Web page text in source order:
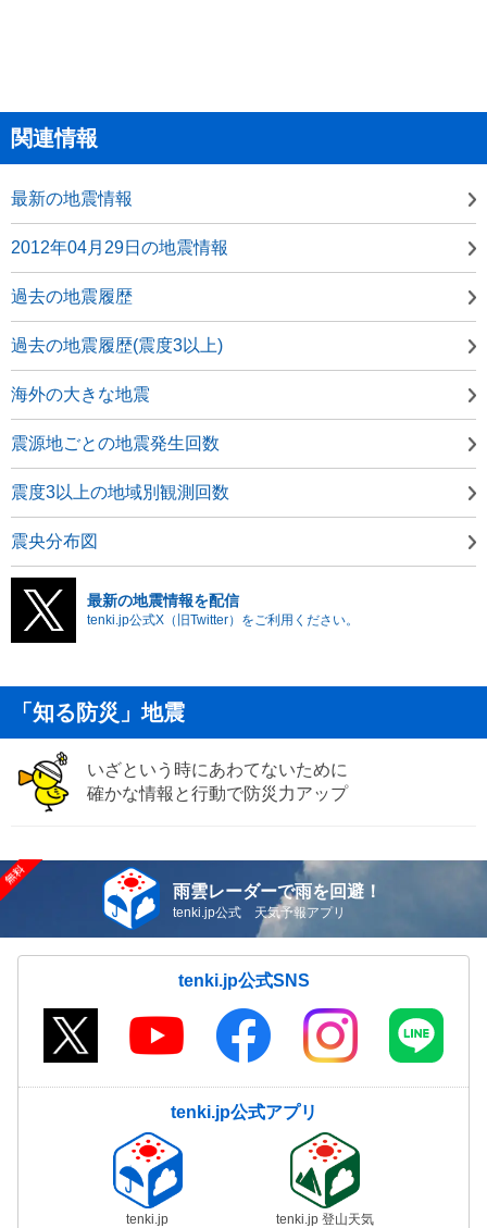
関連情報
最新の地震情報
2012年04月29日の地震情報
過去の地震履歴
過去の地震履歴(震度3以上)
海外の大きな地震
震源地ごとの地震発生回数
震度3以上の地域別観測回数
震央分布図
最新の地震情報を配信
tenki.jp公式X（旧Twitter）をご利用ください。
「知る防災」地震
いざという時にあわてないために
確かな情報と行動で防災力アップ
雨雲レーダーで雨を回避！
tenki.jp公式 天気予報アプリ
tenki.jp公式SNS
tenki.jp公式アプリ
tenki.jp tenki.jp 登山天気